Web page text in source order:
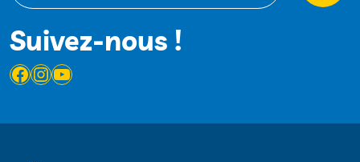
Suivez-nous !
Facebook
Instagram
YouTube